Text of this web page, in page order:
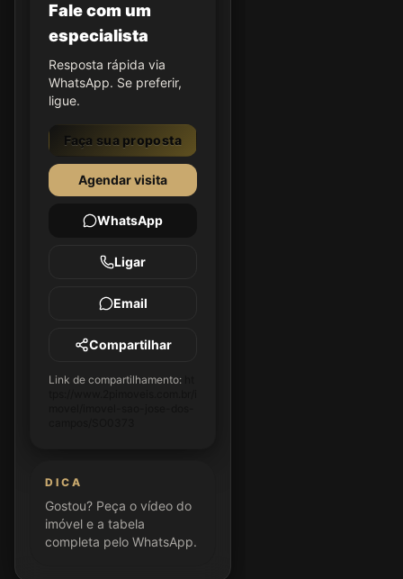
Fale com um
especialista
Resposta rápida via
WhatsApp. Se preferir,
ligue.
Faça sua proposta
Agendar visita
WhatsApp
Ligar
Email
Compartilhar
Link de compartilhamento:
DICA
Gostou? Peça o vídeo do
imóvel e a tabela
completa pelo WhatsApp.